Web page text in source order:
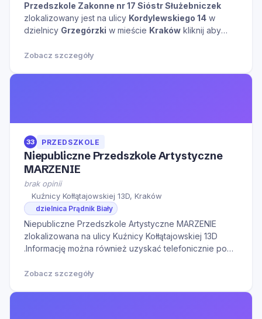
Przedszkole Zakonne nr 17 Sióstr Służebniczek
zlokalizowany jest na ulicy Kordylewskiego 14 w
dzielnicy Grzegórzki w mieście Kraków kliknij aby
Zobacz szczegóły
33 PRZEDSZKOLE
Niepubliczne Przedszkole Artystyczne
MARZENIE
brak opinii
Kuźnicy Kołłątajowskiej 13D, Kraków
dzielnica Prądnik Biały
Niepubliczne Przedszkole Artystyczne MARZENIE
zlokalizowana na ulicy Kuźnicy Kołłątajowskiej 13D
.Informację można również uzyskać telefonicznie pod
do kontaktu w godzinach otwarcia oraz na Naszą
Zobacz szczegóły